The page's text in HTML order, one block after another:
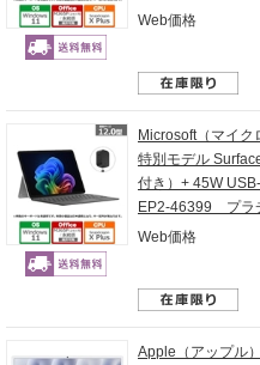
Web価格
Microsoft（マイク
特別モデル
付き）+ 45W
EP2-46399 プラ
Web価格
Apple（アップル）